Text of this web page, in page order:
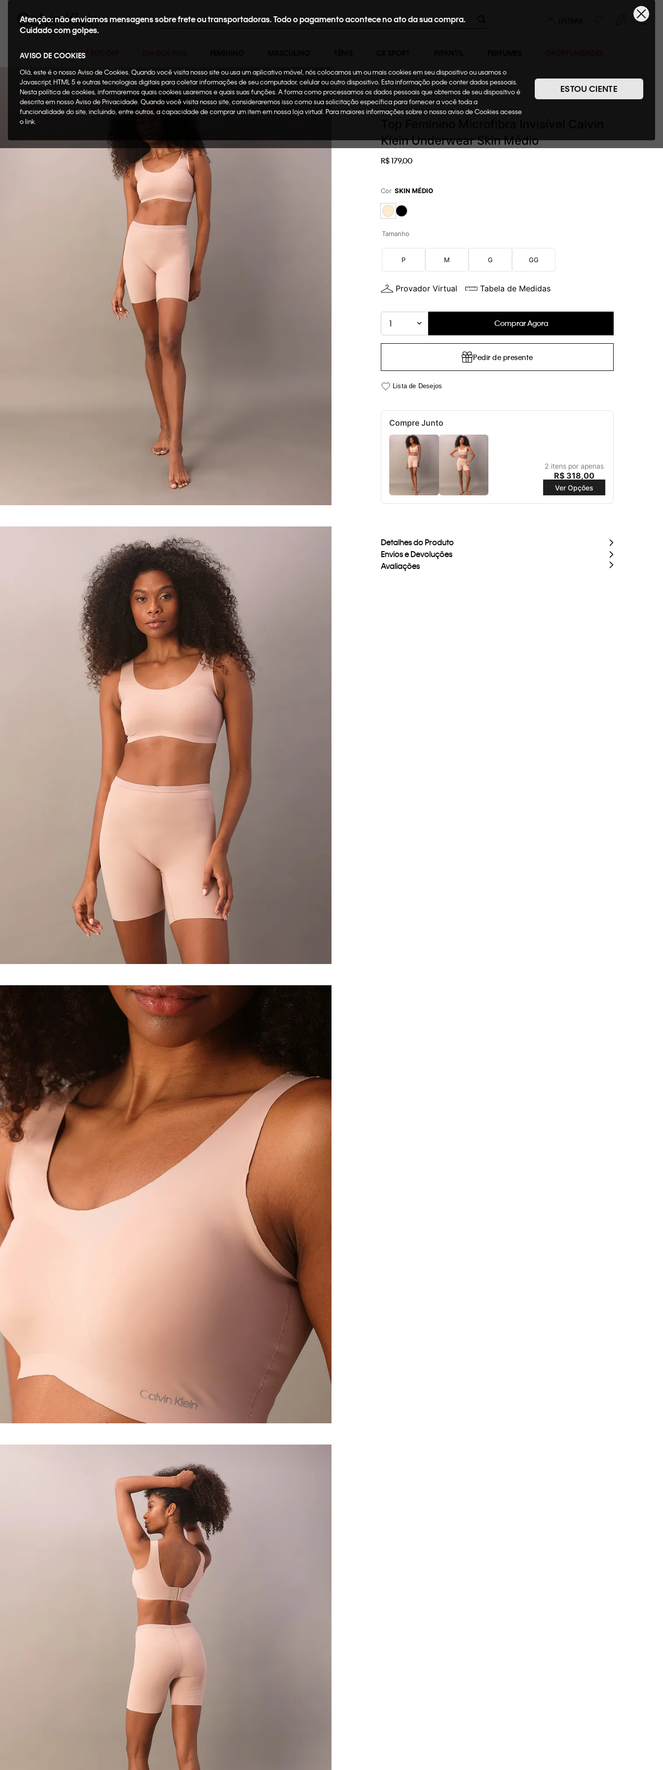
Buscar
SALE ATÉ 50% OFF
Atenção: não enviamos mensagens sobre frete ou transportadoras. Todo o pagamento acontece no ato da sua compra.
Cuidado com golpes.
AVISO DE COOKIES
Olá, este é o nosso Aviso de Cookies. Quando você visita nosso site ou usa um aplicativo móvel, nós colocamos um ou mais cookies em seu dispositivo ou usamos o
Javascript, HTML 5 e outras tecnologias digitais para coletar informações de seu computador, celular ou outro dispositivo. Esta informação pode conter dados pessoais.
Nesta política de cookies, informaremos quais cookies usaremos e quais suas funções. A forma como processamos os dados pessoais que obtemos de seu dispositivo é
descrita em nosso Aviso de Privacidade. Quando você visita nosso site, consideraremos isso como sua solicitação específica para fornecer a você toda a
funcionalidade do site, incluindo, entre outros, a capacidade de comprar um item em nossa loja virtual. Para maiores informações sobre o nosso aviso de Cookies acesse
o link.
ESTOU CIENTE
Feminino Underwear Sutiãs
Klein Underwear Skin Médio
R$179,00
Cor SKIN MÉDIO
Tamanho
P M G GG
Provador Virtual Tabela de Medidas
1 Comprar Agora
Pedir de presente
Compre Junto
2 itens por apenas
R$ 318,00
Ver Opções
Detalhes do Produto
Envios e Devoluções
Avaliações